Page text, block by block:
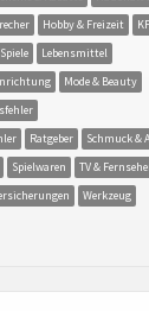
Hobby & Freizeit
Lebensmittel
Mode & Beauty
Ratgeber
Schmuck &
Spielwaren
TV &
Werkzeug